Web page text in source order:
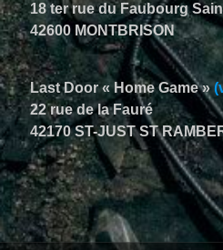
18 ter rue du Faubourg
42600 MONTBRISON
Last Door « Home Game »
22 rue de la Fauré
42170 ST-JUST ST